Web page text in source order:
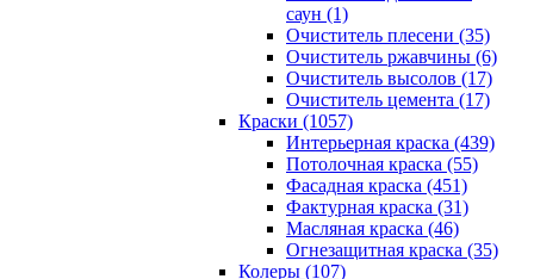
саун (1)
Очиститель плесени (35)
Очиститель ржавчины (6)
Очиститель высолов (17)
Очиститель цемента (17)
Краски (1057)
Интерьерная краска (439)
Потолочная краска (55)
Фасадная краска (451)
Фактурная краска (31)
Масляная краска (46)
Огнезащитная краска (35)
Колеры (107)